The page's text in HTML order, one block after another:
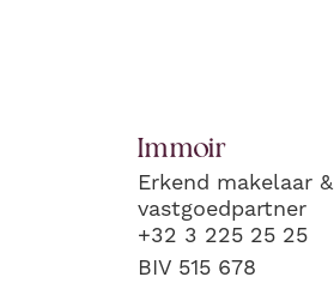
Immoir
Erkend makelaar &
vastgoedpartner
+32 3 225 25 25
BIV 515 678